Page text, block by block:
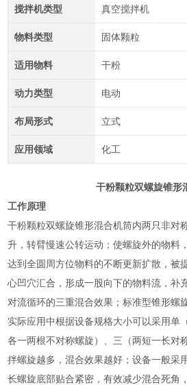
搅拌机类型 真空搅拌机
物料类型 固体颗粒
适用物料 干粉
动力类型 电动
布局形式 立式
应用领域 化工
干粉颗粒双螺旋锥形
工作原理
干粉颗粒双螺旋锥形混合机筒内两只非对
升，转臂慢速公转运动；使螺旋外的物料
达到全圆周方位物料的不断更新扩散，被
心凹穴汇合，形成一股向下的物料流，补
对流循环的三重混合效果；标准型锥形螺
实际应用中根据设备规格大小可以采用单
各一两根不对称螺旋）、三（两短一长对
拌螺旋越多，混合效果越好；设备一般采
长螺旋底部贴合紧密，有效减少混合死角